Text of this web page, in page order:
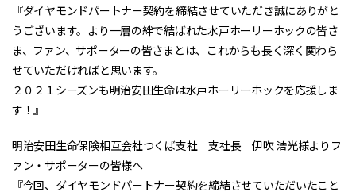
『ダイヤモンドパートナー契約を締結させていただき誠にありがと
うございます。より一層の絆で結ばれた水戸ホーリーホックの皆さ
ま、ファン、サポーターの皆さまとは、これからも長く深く関わら
せていただければと思います。
２０２１シーズンも明治安田生命は水戸ホーリーホックを応援しま
す！』
明治安田生命保険相互会社つくば支社 支社長 伊吹 浩光様よりフ
ァン・サポーターの皆様へ
『今回、ダイヤモンドパートナー契約を締結させていただいたこと